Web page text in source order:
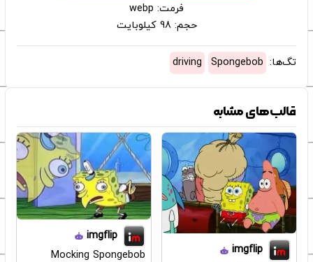
فرمت: webp
حجم: 98 کیلوبایت
تگ‌ها: Spongebob
driving
قالب‌های مشابه
imgflip
imgflip
Mocking Spongebob